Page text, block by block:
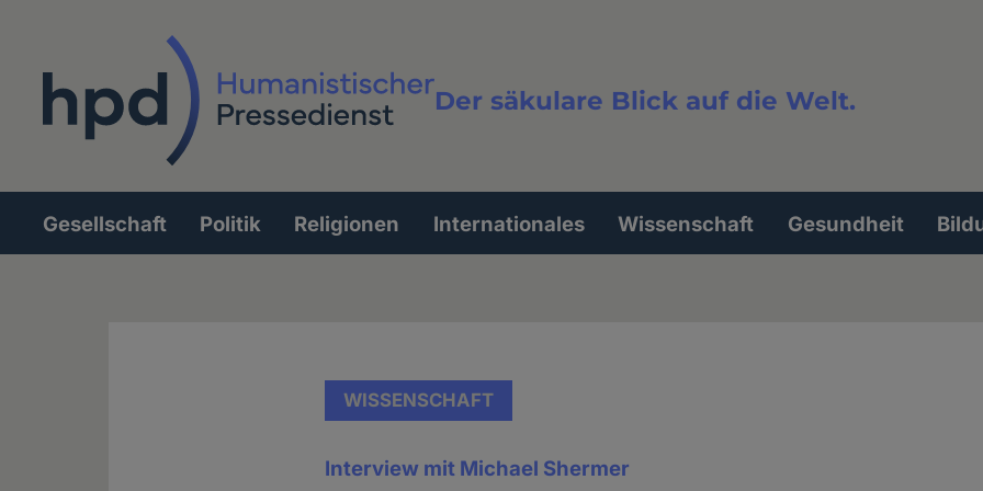
Der säkulare Blick auf die Welt.
Volltextsuche
Hauptnavigation
Gesellschaft Politik Religionen Internationales Wissenschaft Gesundheit
WISSENSCHAFT
Interview mit Michael Shermer